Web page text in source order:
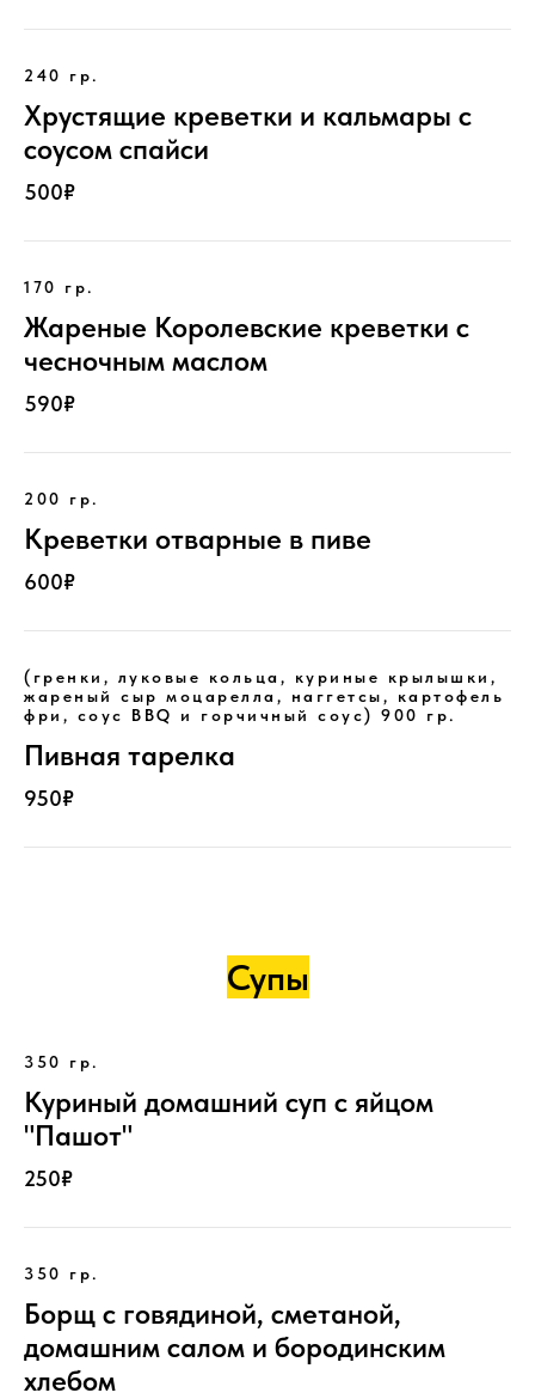
240 гр.
Хрустящие креветки и кальмары с
соусом спайси
500₽
170 гр.
Жареные Королевские креветки с
чесночным маслом
590₽
200 гр.
Креветки отварные в пиве
600₽
(гренки, луковые кольца, куриные крылышки,
жареный сыр моцарелла, наггетсы, картофель
фри, соус BBQ и горчичный соус) 900 гр.
Пивная тарелка
950₽
Супы
350 гр.
Куриный домашний суп с яйцом
"Пашот"
250₽
350 гр.
Борщ с говядиной, сметаной,
домашним салом и бородинским
хлебом